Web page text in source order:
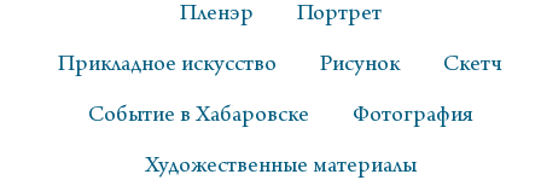
Пленэр Портрет
Прикладное искусство Рисунок Скетч
Событие в Хабаровске Фотография
Художественные материалы